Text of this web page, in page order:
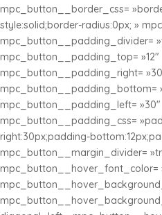
mpc_button__border_css=
style:solid;border-radius:0px; »
mpc_button__padding_divider=
mpc_button__padding_top= »12″
mpc_button__padding_right=
mpc_button__padding_bottom=
mpc_button__padding_left= »30″
mpc_button__padding_css=
right:30px;padding-
mpc_button__margin_divider=
mpc_button__hover_font_color=